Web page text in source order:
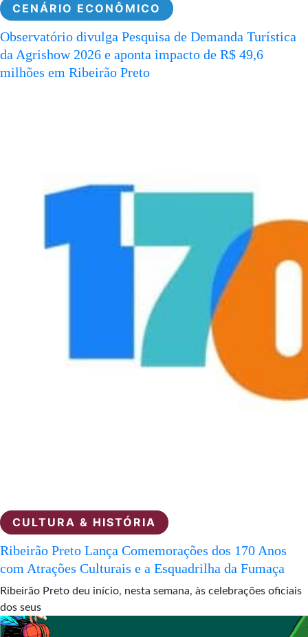
CENÁRIO ECONÔMICO
Observatório divulga Pesquisa de Demanda Turística
da Agrishow 2026 e aponta impacto de R$ 49,6
milhões em Ribeirão Preto
CULTURA & HISTÓRIA
Ribeirão Preto Lança Comemorações dos 170 Anos
com Atrações Culturais e a Esquadrilha da Fumaça
Ribeirão Preto deu início, nesta semana, às celebrações oficiais
dos seus